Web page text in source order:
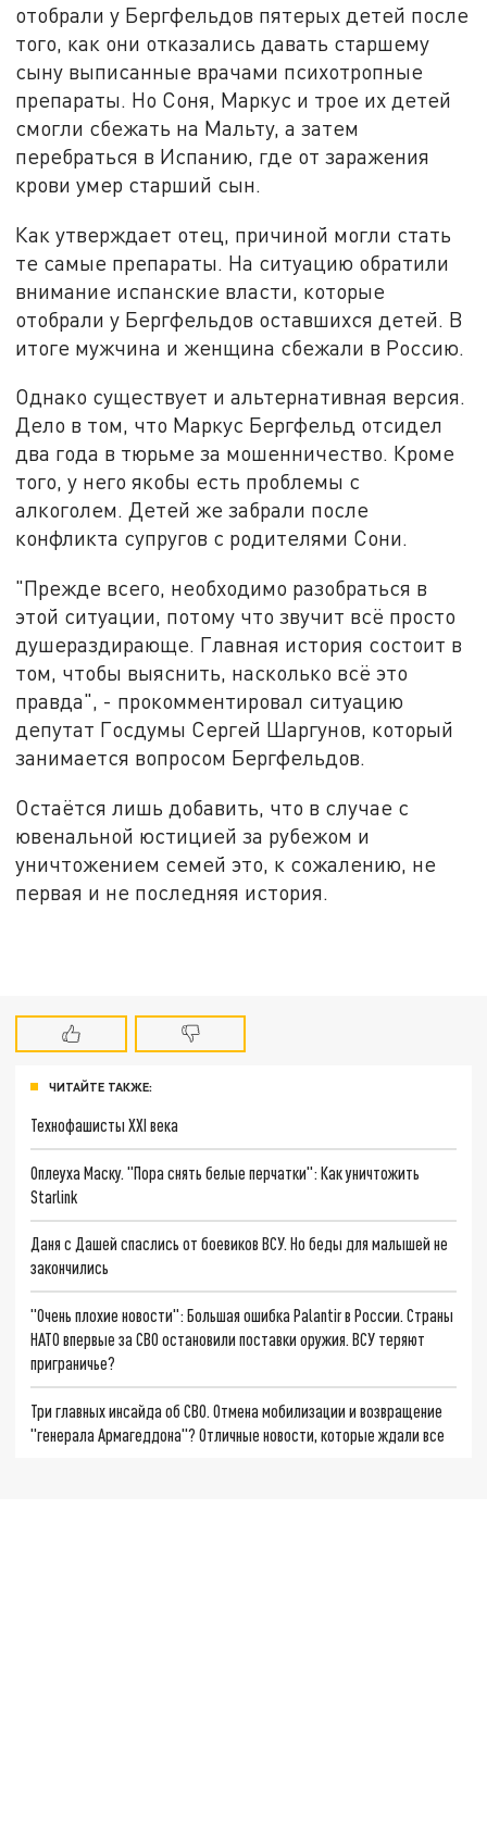
отобрали у Бергфельдов пятерых детей после
того, как они отказались давать старшему
сыну выписанные врачами психотропные
препараты. Но Соня, Маркус и трое их детей
смогли сбежать на Мальту, а затем
перебраться в Испанию, где от заражения
крови умер старший сын.
Как утверждает отец, причиной могли стать
те самые препараты. На ситуацию обратили
внимание испанские власти, которые
отобрали у Бергфельдов оставшихся детей. В
итоге мужчина и женщина сбежали в Россию.
Однако существует и альтернативная версия.
Дело в том, что Маркус Бергфельд отсидел
два года в тюрьме за мошенничество. Кроме
того, у него якобы есть проблемы с
алкоголем. Детей же забрали после
конфликта супругов с родителями Сони.
"Прежде всего, необходимо разобраться в
этой ситуации, потому что звучит всё просто
душераздирающе. Главная история состоит в
том, чтобы выяснить, насколько всё это
правда", - прокомментировал ситуацию
депутат Госдумы Сергей Шаргунов, который
занимается вопросом Бергфельдов.
Остаётся лишь добавить, что в случае с
ювенальной юстицией за рубежом и
уничтожением семей это, к сожалению, не
первая и не последняя история.
ЧИТАЙТЕ ТАКЖЕ:
Технофашисты XXI века
Оплеуха Маску. "Пора снять белые перчатки": Как уничтожить
Starlink
Даня с Дашей спаслись от боевиков ВСУ. Но беды для малышей не
закончились
"Очень плохие новости": Большая ошибка Palantir в России. Страны
НАТО впервые за СВО остановили поставки оружия. ВСУ теряют
приграничье?
Три главных инсайда об СВО. Отмена мобилизации и возвращение
"генерала Армагеддона"? Отличные новости, которые ждали все